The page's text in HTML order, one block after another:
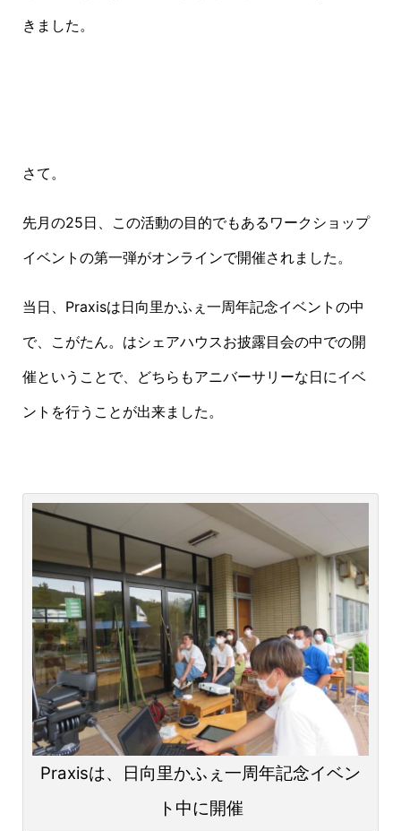
きました。
さて。
先月の25日、この活動の目的でもあるワークショップ
イベントの第一弾がオンラインで開催されました。
当日、 Praxisは日向里かふぇ一周年記念イベントの中
で、こがたん。はシェアハウスお披露目会の中での開
催ということで、どちらもアニバーサリーな日にイベ
ントを行うことが出来ました。
Praxisは、日向里かふぇ一周年記念イベン
ト中に開催